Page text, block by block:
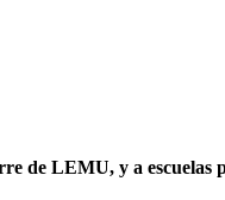
de LEMU, y a escuelas